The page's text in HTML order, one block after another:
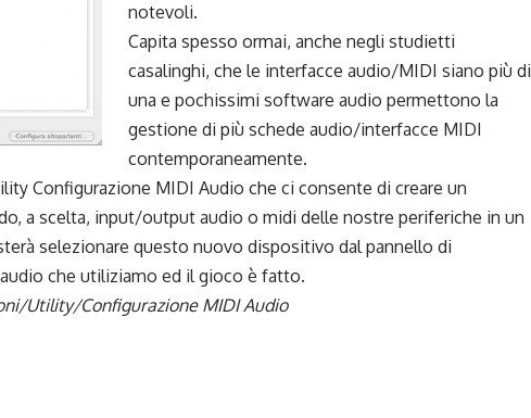
notevoli.
Capita spesso ormai, anche negli studietti
casalinghi, che le interfacce audio/MIDI siano più di
una e pochissimi software audio permettono la
gestione di più schede audio/interfacce MIDI
contemporaneamente.
Configurazione MIDI Audio che ci consente di creare un
a scelta, input/output audio o midi delle nostre periferiche in un
selezionare questo nuovo dispositivo dal pannello di
che utiliziamo ed il gioco è fatto.
Utility/Configurazione MIDI Audio